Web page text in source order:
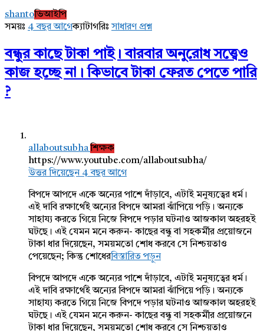
Latest
প্রশ্ন
shantoভিআইপি
সময়ঃ 4 বছর আগেক্যাটাগরিঃসাধারণ প্রশ্ন
বন্ধুর কাছে টাকা পাই। বারবার অনুরোধ সত্ত্বেও
কাজ হচ্ছে না। কিভাবে টাকা ফেরত পেতে পারি
?
allaboutsubhaশিক্ষক
https://www.youtube.com/allaboutsubha/
উত্তর দিয়েছেন 4 বছর আগে
বিপদে আপদে একে অন্যের পাশে দাঁড়াবে, এটাই মনুষ্যত্বের ধর্ম।
এই দাবি রক্ষার্থেই অন্যের বিপদে আমরা ঝাঁপিয়ে পড়ি। অন্যকে
সাহায্য করতে গিয়ে নিজে বিপদে পড়ার ঘটনাও আজকাল অহরহই
ঘটছে। এই যেমন মনে করুন- কাছের বন্ধু বা সহকর্মীর প্রয়োজনে
টাকা ধার দিয়েছেন, সময়মতো শোধ করবে সে নিশ্চয়তাও
পেয়েছেন; কিন্তু শোধেরবিস্তারিত পড়ুন
বিপদে আপদে একে অন্যের পাশে দাঁড়াবে, এটাই মনুষ্যত্বের ধর্ম।
এই দাবি রক্ষার্থেই অন্যের বিপদে আমরা ঝাঁপিয়ে পড়ি। অন্যকে
সাহায্য করতে গিয়ে নিজে বিপদে পড়ার ঘটনাও আজকাল অহরহই
ঘটছে। এই যেমন মনে করুন- কাছের বন্ধু বা সহকর্মীর প্রয়োজনে
টাকা ধার দিয়েছেন, সময়মতো শোধ করবে সে নিশ্চয়তাও